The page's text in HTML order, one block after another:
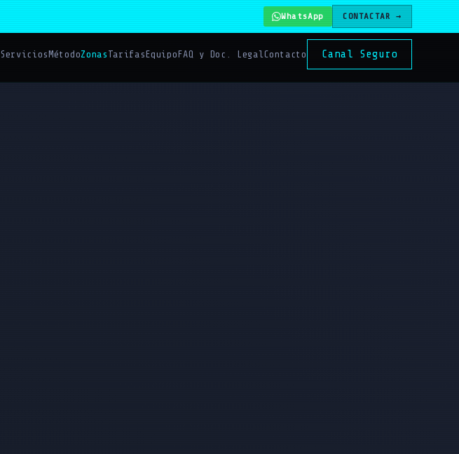
WhatsApp CONTACTAR →
Servicios MétodoZonas Tarifas Equipo FAQ y Doc. LegalContacto Canal Seguro